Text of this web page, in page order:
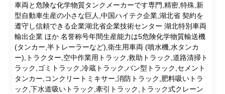
車両と危険な化学物質タンクメーカーです専門,精密,特殊,新
型自動車生産の小さな巨人,中国ハイテク企業,湖北省 契約を
遵守し信頼できる企業湖北省企業技術センター 湖北特別車両
輸出企業 ほか 名誉称号年間生産能力は5危険化学物質輸送機
(タンカー,半トレーラーなど),衛生用車両 (噴水機,水タンカ
ー),トラクター,空中作業用トラック,救助トラック,道路清掃ト
ラック,ゴミトラック,冷蔵トラック,バン型トラック,セメント
タンカー,コンクリートミキサー,消防トラック,肥料吸いトラ
ック,下水道吸いトラック,牽引トラック,トラック式クレーン